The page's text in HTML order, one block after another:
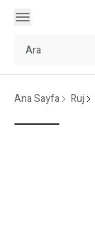
Ana Sayfa Ruj